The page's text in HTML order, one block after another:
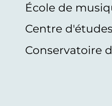
École de
Centre
Conservatoire